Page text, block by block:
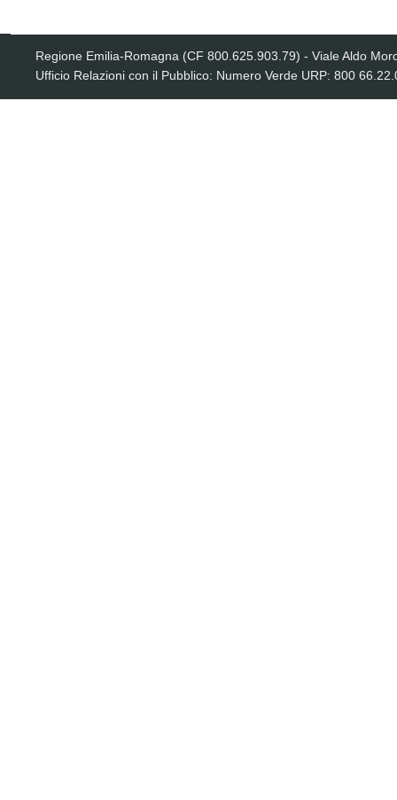
Regione Emilia-Romagna (CF 800.625.903.79) - Viale Aldo
Ufficio Relazioni con il Pubblico: Numero Verde URP: 800